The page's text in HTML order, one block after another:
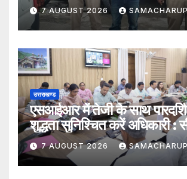
7 AUGUST 2026
उत्तराखण्ड
एसआईआर में तेजी के साथ
शुद्धता सुनिश्चित करें अधिकारी :
अभिनव शाह
7 AUGUST 2026